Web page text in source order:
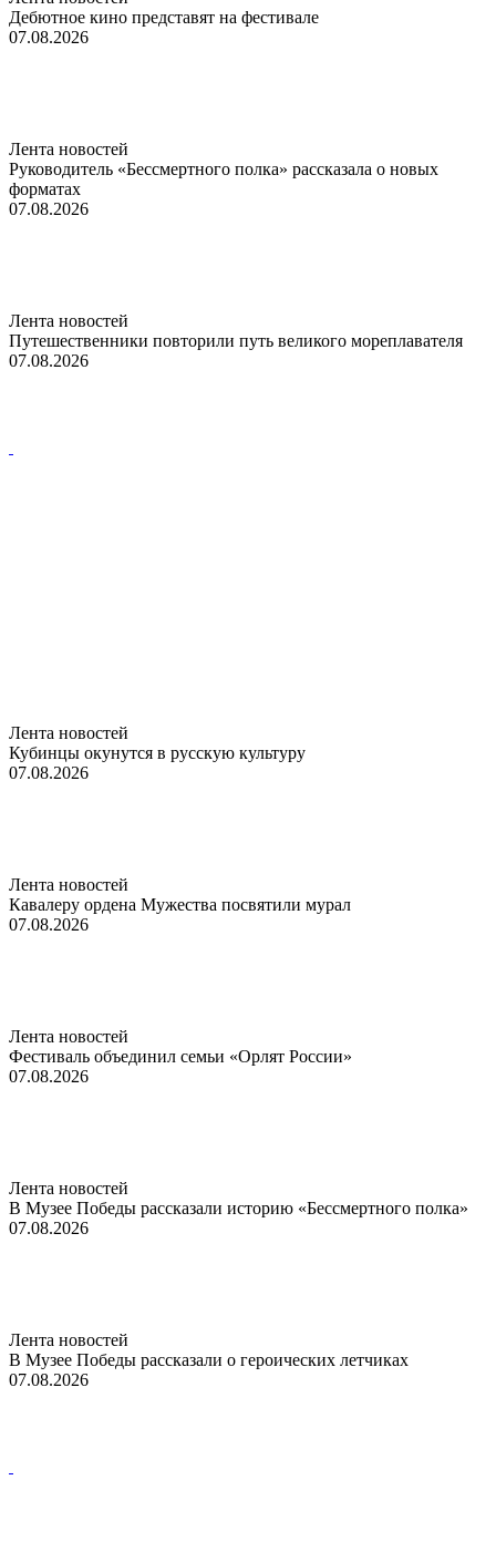
Дебютное кино представят на фестивале
07.08.2026
Лента новостей
Руководитель «Бессмертного полка» рассказала о новых
форматах
07.08.2026
Лента новостей
Путешественники повторили путь великого мореплавателя
07.08.2026
Лента новостей
Кубинцы окунутся в русскую культуру
07.08.2026
Лента новостей
Кавалеру ордена Мужества посвятили мурал
07.08.2026
Лента новостей
Фестиваль объединил семьи «Орлят России»
07.08.2026
Лента новостей
В Музее Победы рассказали историю «Бессмертного полка»
07.08.2026
Лента новостей
В Музее Победы рассказали о героических летчиках
07.08.2026